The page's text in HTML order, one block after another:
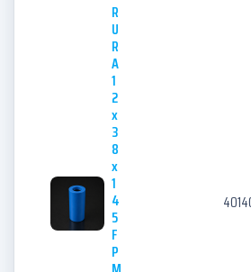
R
U
R
A
1
2
x
3
8
x
1
4
5
F
P